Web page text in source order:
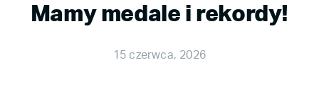
Mamy medale i rekordy!
15 czerwca, 2026